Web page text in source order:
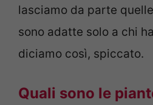
lasciamo da parte
sono adatte solo a chi
diciamo così, spiccato.
Quali sono le